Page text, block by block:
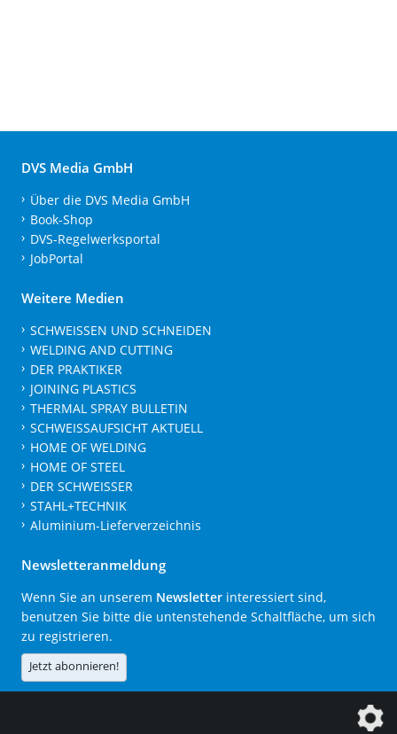
DVS Media GmbH
Über die DVS Media GmbH
Book-Shop
DVS-Regelwerksportal
JobPortal
Weitere Medien
SCHWEISSEN UND SCHNEIDEN
WELDING AND CUTTING
DER PRAKTIKER
JOINING PLASTICS
THERMAL SPRAY BULLETIN
SCHWEISSAUFSICHT AKTUELL
HOME OF WELDING
HOME OF STEEL
DER SCHWEISSER
STAHL+TECHNIK
Aluminium-Lieferverzeichnis
Newsletteranmeldung
Wenn Sie an unserem Newsletter interessiert sind,
benutzen Sie bitte die untenstehende Schaltfläche, um sich
zu registrieren.
Jetzt abonnieren!